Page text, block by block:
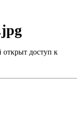
открыт доступ к